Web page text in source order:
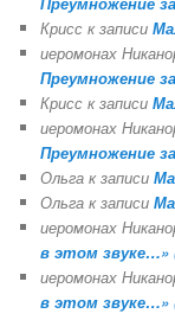
Крисс к записи
иеромонах
Преумножение
Крисс к записи
иеромонах
Преумножение
Ольга к записи
Ольга к записи
иеромонах
в этом звуке…»
иеромонах
в этом звуке…»